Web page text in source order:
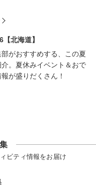
北海道】
がおすすめする、この夏
。夏休みイベント＆おで
が盛りだくさん！
ビティ情報をお届け